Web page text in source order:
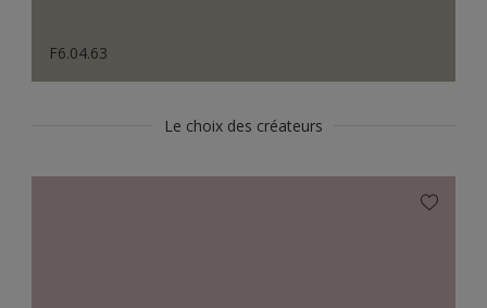
F6.04.63
Le choix des créateurs